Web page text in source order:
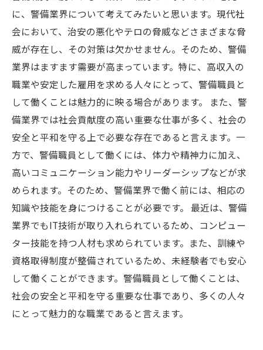
に、警備業界について考えてみたいと思います。現代社
会において、治安の悪化やテロの脅威などさまざまな脅
威が存在し、その対策は欠かせません。そのため、警備
業界はますます需要が高まっています。特に、高収入の
職業や安定した雇用を求める人々にとって、警備職員と
して働くことは魅力的に映る場合があります。 また、警
備業界では社会貢献度の高い重要な仕事が多く、社会の
安全と平和を守る上で必要な存在であると言えます。一
方で、警備職員として働くには、体力や精神力に加え、
高いコミュニケーション能力やリーダーシップなどが求
められます。そのため、警備業界で働く前には、相応の
知識や技能を身につけることが必要です。 最近は、警備
業界でもIT技術が取り入れられているため、コンピュー
ター技能を持つ人材も求められています。また、訓練や
資格取得制度が整備されているため、未経験者でも安心
して働くことができます。警備職員として働くことは、
社会の安全と平和を守る重要な仕事であり、多くの人々
にとって魅力的な職業であると言えます。